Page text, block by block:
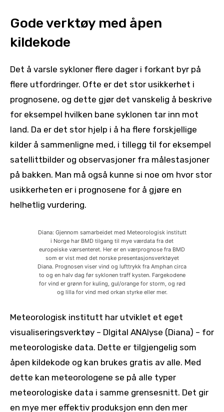
Gode verktøy med åpen
kildekode
Det å varsle sykloner flere dager i forkant byr på
flere utfordringer. Ofte er det stor usikkerhet i
prognosene, og dette gjør det vanskelig å beskrive
for eksempel hvilken bane syklonen tar inn mot
land. Da er det stor hjelp i å ha flere forskjellige
kilder å sammenligne med, i tillegg til for eksempel
satellittbilder og observasjoner fra målestasjoner
på bakken. Man må også kunne si noe om hvor stor
usikkerheten er i prognosene for å gjøre en
helhetlig vurdering.
Diana: Gjennom samarbeidet med Meteorologisk institutt
i Norge har BMD tilgang til mye værdata fra det
europeiske værsenteret. Her er en værprognose fra BMD
som er vist med det norske presentasjonsverktøyet
Diana. Prognosen viser vind og lufttrykk fra Amphan circa
to og en halv dag før syklonen traff kysten. Fargekodene
for vind er grønn for kuling, gul/orange for storm, og rød
og lilla for vind med orkan styrke eller mer.
Meteorologisk institutt har utviklet et eget
visualiseringsverktøy – DIgital ANAlyse (Diana) – for
meteorologiske data. Dette er tilgjengelig som
åpen kildekode og kan brukes gratis av alle. Med
dette kan meteorologene se på alle typer
meteorologiske data i samme grensesnitt. Det gir
en mye mer effektiv produksjon enn den mer